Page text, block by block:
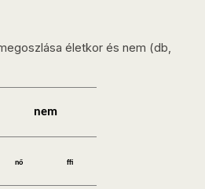
életkor és nem (db,
nem
nő ffi